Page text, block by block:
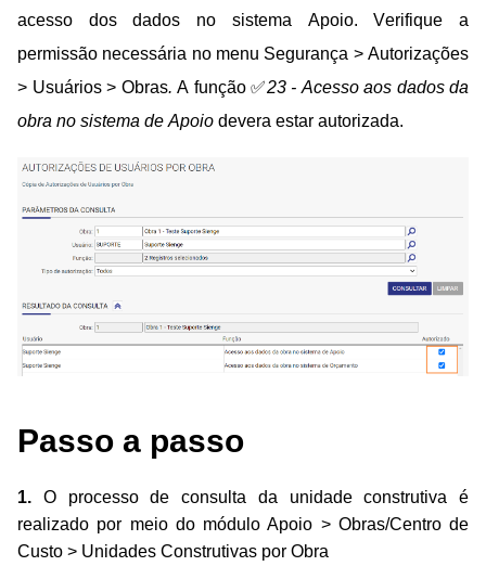
acesso dos dados no sistema Apoio.Verifique a
permissão necessária no menu Segurança > Autorizações
> Usuários > Obras. A função ✅23 - Acesso aos dados da
obra no sistema de Apoio devera estar autorizada.
Passo a passo
1. O processo de consulta da unidade construtiva é
realizado por meio do módulo Apoio > Obras/Centro de
Custo > Unidades Construtivas por Obra